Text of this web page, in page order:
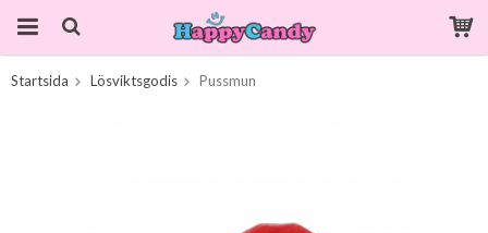
Startsida Lösviktsgodis Pussmun